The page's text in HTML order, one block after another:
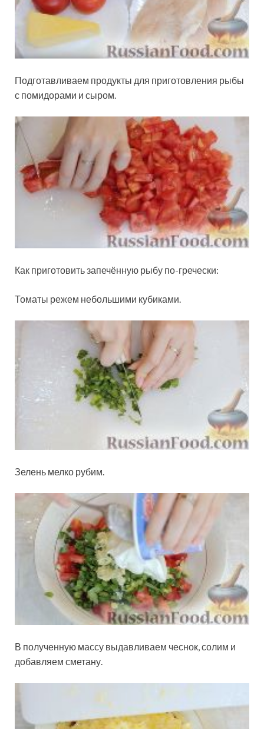
Подготавливаем продукты для приготовления рыбы
с помидорами и сыром.
Как приготовить запечённую рыбу по-гречески:
Томаты режем небольшими кубиками.
Зелень мелко рубим.
В полученную массу выдавливаем чеснок, солим и
добавляем сметану.